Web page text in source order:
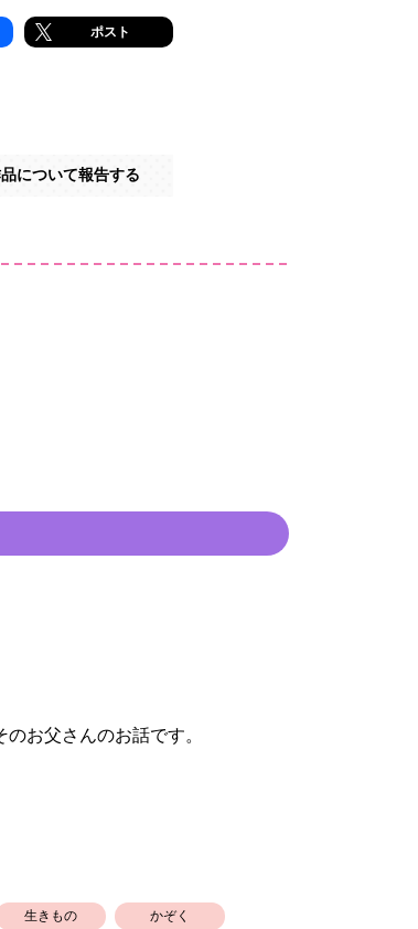
ポスト
について報告する
お父さんのお話です。
生きもの かぞく